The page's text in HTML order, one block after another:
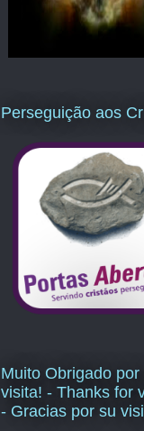
Perseguição aos
Muito Obrigado por
visita! - Thanks for
- Gracias por su